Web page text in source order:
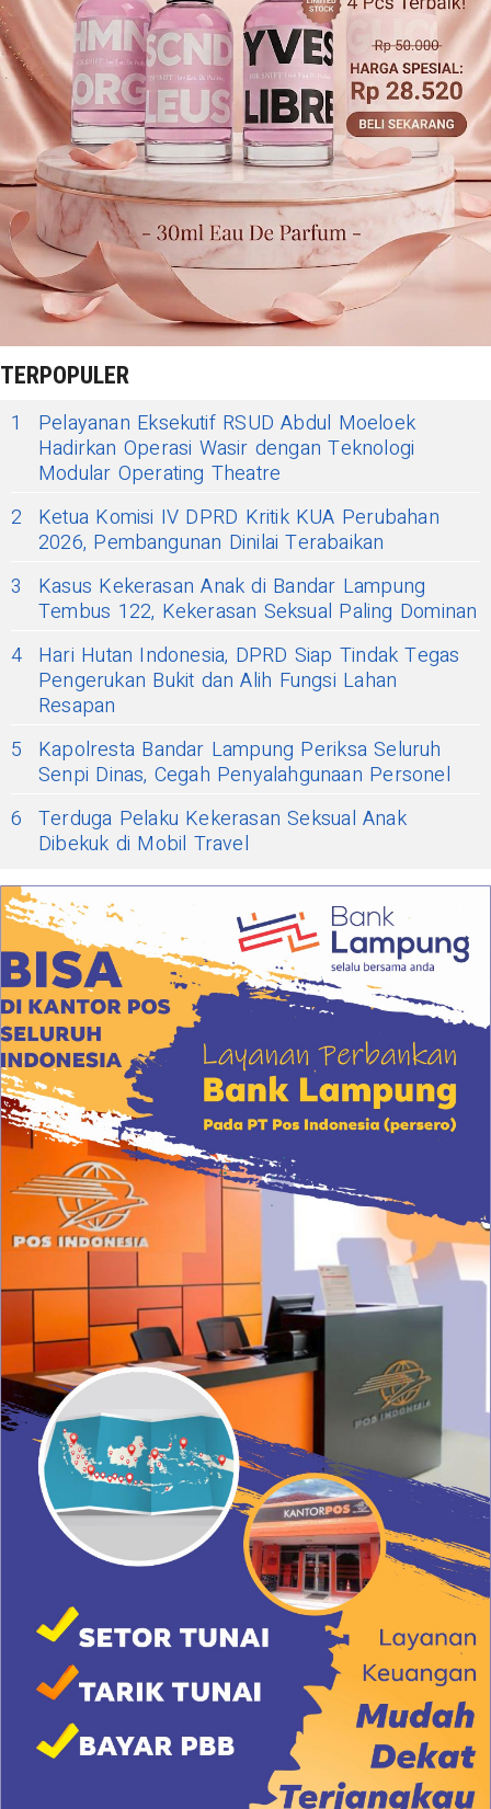
TERPOPULER
1
Pelayanan Eksekutif RSUD Abdul Moeloek
Hadirkan Operasi Wasir dengan Teknologi
Modular Operating Theatre
2
Ketua Komisi IV DPRD Kritik KUA Perubahan
2026, Pembangunan Dinilai Terabaikan
3
Kasus Kekerasan Anak di Bandar Lampung
Tembus 122, Kekerasan Seksual Paling Dominan
4 Hari Hutan Indonesia, DPRD Siap Tindak Tegas
Pengerukan Bukit dan Alih Fungsi Lahan
Resapan
5
Kapolresta Bandar Lampung Periksa Seluruh
Senpi Dinas, Cegah Penyalahgunaan Personel
6 Terduga Pelaku Kekerasan Seksual Anak
Dibekuk di Mobil Travel